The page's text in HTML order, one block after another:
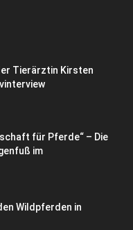
Tierärztin Kirsten
für Pferde“ – Die
im
Wildpferden in